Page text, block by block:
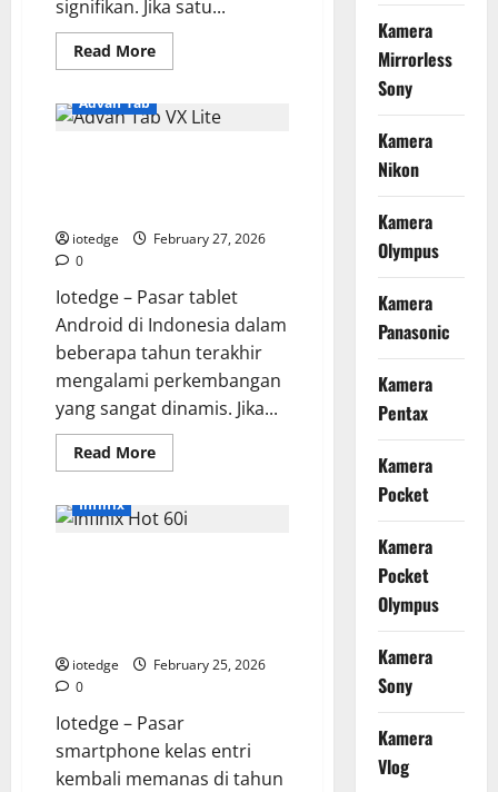
signifikan. Jika satu...
Read MoreRead
more
Spesifikasi
Advan
Upgrade
Advan Tab
iotedge
February 27, 2026
0
Iotedge – Pasar tablet
Android di Indonesia dalam
beberapa tahun terakhir
mengalami perkembangan
yang sangat dinamis. Jika...
Read MoreRead
more
Tab
VX
T618
Infinix
iotedge
February 25, 2026
0
Iotedge – Pasar
smartphone kelas entri
kembali memanas di tahun
Kamera
Mirrorless
Sony
Kamera
Nikon
Kamera
Olympus
Kamera
Panasonic
Kamera
Pentax
Kamera
Pocket
Kamera
Pocket
Olympus
Kamera
Sony
Kamera
Vlog